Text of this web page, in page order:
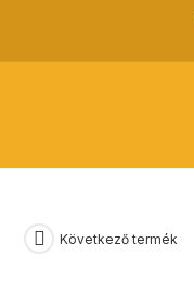
content
Következő termék